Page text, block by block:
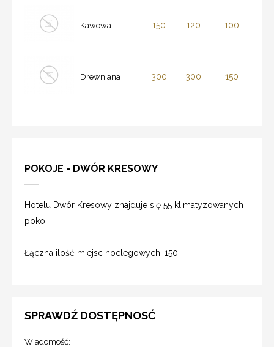
Kawowa 150 120 100
Drewniana 300 300 150
POKOJE - DWÓR KRESOWY
Hotelu Dwór Kresowy znajduje się 55 klimatyzowanych
pokoi.
Łączna ilość miejsc noclegowych: 150
SPRAWDŹ DOSTĘPNOSĆ
Wiadomość: